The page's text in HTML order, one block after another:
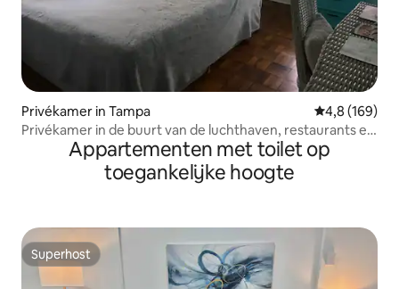
Privékamer in Tampa Gemiddelde
4,8 (169)
Privékamer in de buurt van de luchthaven, restaurants en
Appartementen met toilet op
toegankelijke hoogte
Superhost
Superhost